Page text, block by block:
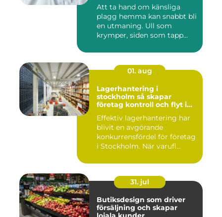
Att ta hand om känsliga
plagg hemma kan snabbt bli
en utmaning. Ull som
krymper, siden som tapp...
01. aug
Lagerhantering i
stockholm så skapar
företag kontroll och flyt i
Effektiv lagerhantering har
blivit en avgörande
konkurrensfördel för företag
i Stockholm. När varufl...
31. jul
Butiksdesign som driver
försäljning och skapar